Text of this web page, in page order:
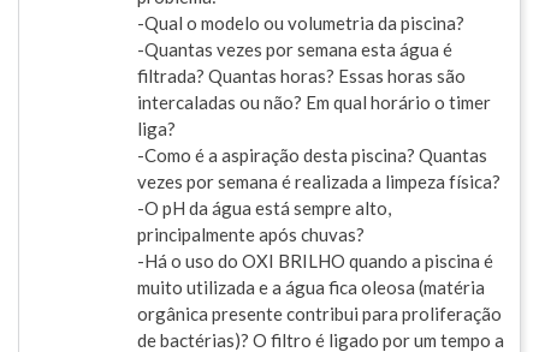
-Qual o modelo ou volumetria da piscina?
-Quantas vezes por semana esta água é
filtrada? Quantas horas? Essas horas são
intercaladas ou não? Em qual horário o timer
liga?
-Como é a aspiração desta piscina? Quantas
vezes por semana é realizada a limpeza física?
-O pH da água está sempre alto,
principalmente após chuvas?
-Há o uso do OXI BRILHO quando a piscina é
muito utilizada e a água fica oleosa (matéria
orgânica presente contribui para proliferação
de bactérias)? O filtro é ligado por um tempo a